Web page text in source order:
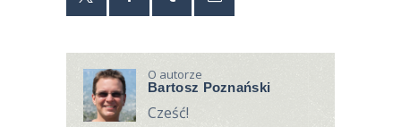
O autorze
Bartosz Poznański
Cześć!